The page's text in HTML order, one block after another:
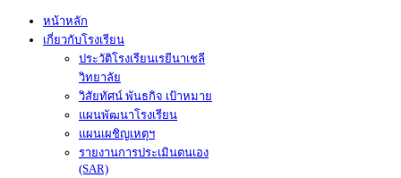
หน้าหลัก
เกี่ยวกับโรงเรียน
ประวัติโรงเรียนเรยีนาเชลี
วิทยาลัย
วิสัยทัศน์ พันธกิจ เป้าหมาย
แผนพัฒนาโรงเรียน
แผนเผชิญเหตุฯ
รายงานการประเมินตนเอง
(SAR)